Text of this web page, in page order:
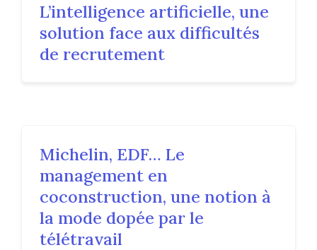
L’intelligence artificielle, une
solution face aux difficultés
de recrutement
Michelin, EDF… Le
management en
coconstruction, une notion à
la mode dopée par le
télétravail